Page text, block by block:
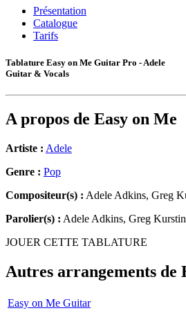
Présentation
Catalogue
Tarifs
Tablature Easy on Me Guitar Pro - Adele
Guitar & Vocals
A propos de Easy on Me
Artiste : Adele
Genre : Pop
Compositeur(s) : Adele Adkins, Greg
Parolier(s) : Adele Adkins, Greg Kurstin
JOUER CETTE TABLATURE
Autres arrangements de
Easy on Me Guitar